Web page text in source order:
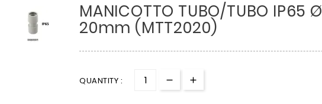
MANICOTTO TUBO/TUBO IP65 Ø
20mm (MTT2020)
QUANTITY :